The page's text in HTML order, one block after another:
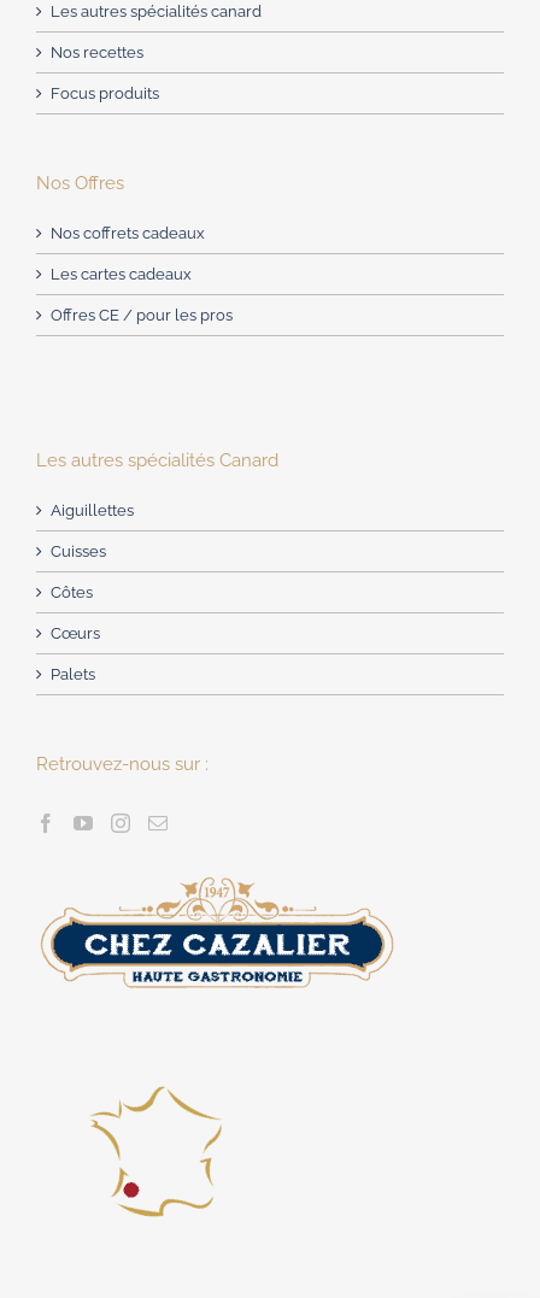
Les autres spécialités canard
Nos recettes
Focus produits
Nos Offres
Nos coffrets cadeaux
Les cartes cadeaux
Offres CE / pour les pros
Les autres spécialités Canard
Aiguillettes
Cuisses
Côtes
Cœurs
Palets
Retrouvez-nous sur :